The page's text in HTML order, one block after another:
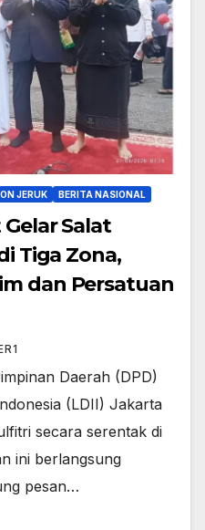
JERUK BERITA NASIONAL
Salat
Tiga Zona,
dan Persatuan
Daerah (DPD)
(LDII) Jakarta
secara serentak di
ini berlangsung
pesan…